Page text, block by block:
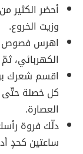
أحضر الكثير
وزيت الخروع.
اهرس فصوص
الكهربائي،
اقسم شعرك
كل خصلة حتّى
العصارة.
دلّك فروة
ساعتين كحدٍ